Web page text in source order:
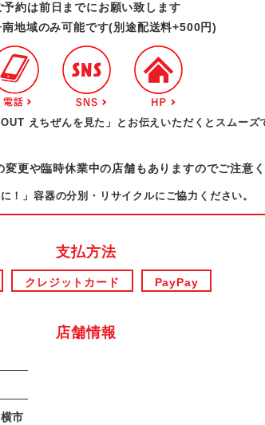
予約は前日までにお願い致します
地域のみ可能です(別途配送料+500円)
えちぜんを見た」とお伝えいただくとスムーズ
更や臨時休業中の店舗もありますのでご注意く
！」容器の分別・リサイクルにご協力ください。
支払方法
クレジットカード PayPay
店舗情報
市